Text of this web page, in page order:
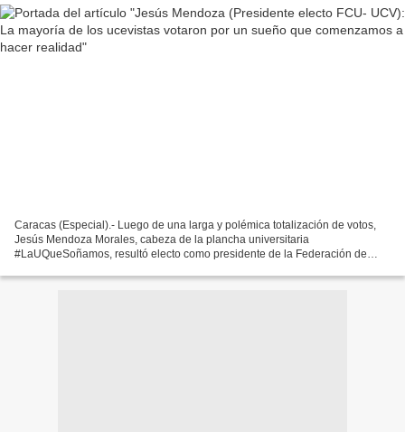
Caracas (Especial).- Luego de una larga y polémica totalización de votos,
Jesús Mendoza Morales, cabeza de la plancha universitaria
#LaUQueSoñamos, resultó electo como presidente de la Federación de